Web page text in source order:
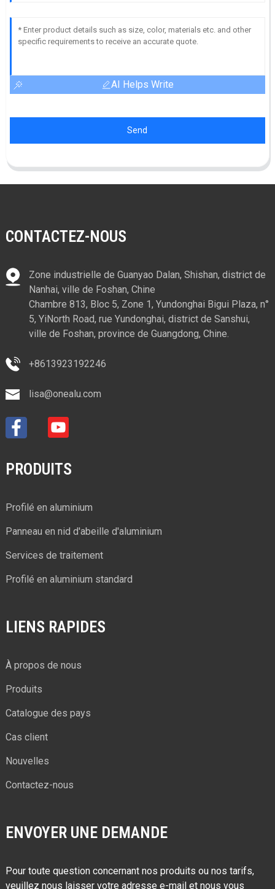
AI Helps Write
Send
CONTACTEZ-NOUS
Zone industrielle de Guanyao Dalan, Shishan, district de
Nanhai, ville de Foshan, Chine
Chambre 813, Bloc 5, Zone 1, Yundonghai Bigui Plaza, n°
5, YiNorth Road, rue Yundonghai, district de Sanshui,
ville de Foshan, province de Guangdong, Chine.
+8613923192246
lisa@onealu.com
PRODUITS
Profilé en aluminium
Panneau en nid d'abeille d'aluminium
Services de traitement
Profilé en aluminium standard
LIENS RAPIDES
À propos de nous
Produits
Catalogue des pays
Cas client
Nouvelles
Contactez-nous
ENVOYER UNE DEMANDE
Pour toute question concernant nos produits ou nos tarifs,
veuillez nous laisser votre adresse e-mail et nous vous